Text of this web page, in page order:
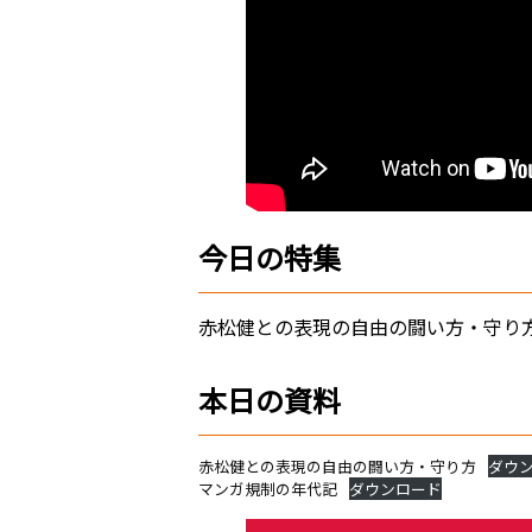
今日の特集
赤松健との表現の自由の闘い方・守り
本日の資料
赤松健との表現の自由の闘い方・守り方
ダウ
マンガ規制の年代記 ダウンロード